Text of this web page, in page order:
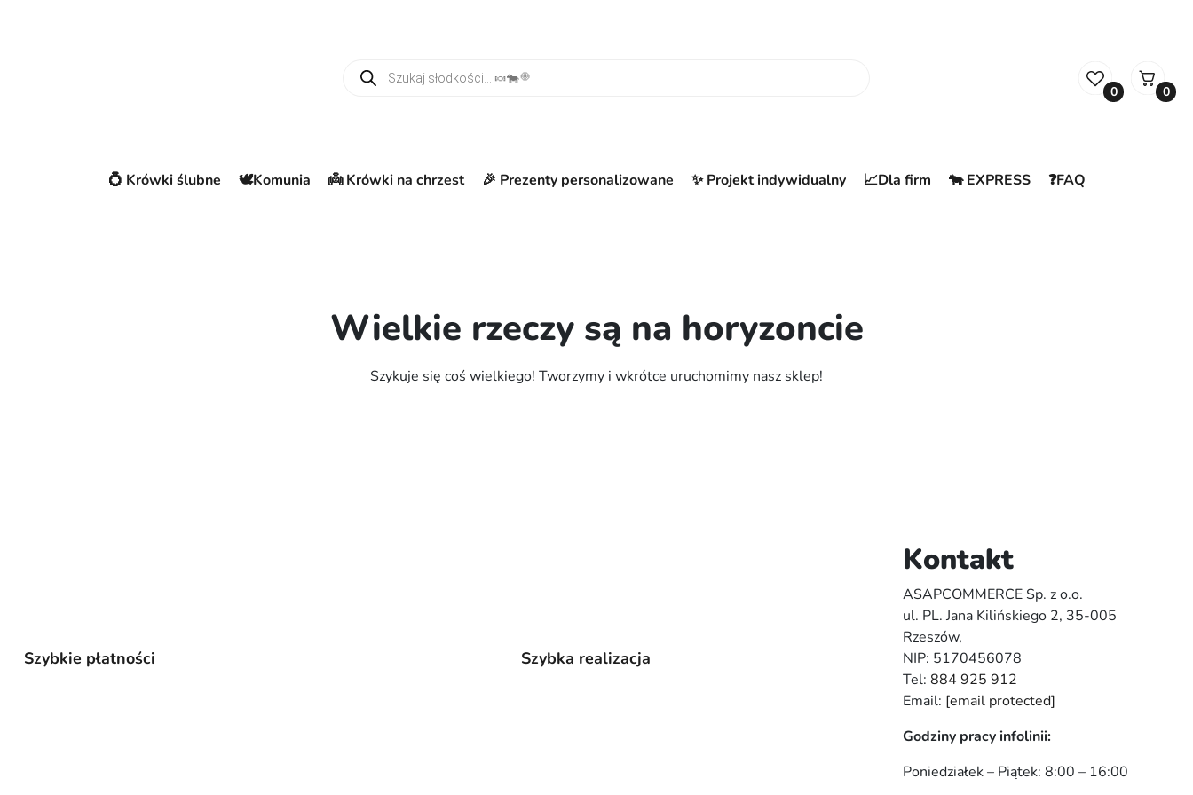
0 0
💍 Krówki ślubne 🕊️Komunia 👼 Krówki na chrzest 🎉 Prezenty personalizowane ✨ Projekt indywidualny 📈Dla firm 🐄 EXPRESS ❓FAQ
Wielkie rzeczy są na horyzoncie
Szykuje się coś wielkiego! Tworzymy i wkrótce uruchomimy nasz sklep!
Szybkie płatności Szybka realizacja
Kontakt
ASAPCOMMERCE Sp. z o.o.
ul. PL. Jana Kilińskiego 2, 35-005
Rzeszów,
NIP: 5170456078
Tel: 884 925 912
Email: [email protected]
Godziny pracy infolinii:
Poniedziałek – Piątek: 8:00 – 16:00